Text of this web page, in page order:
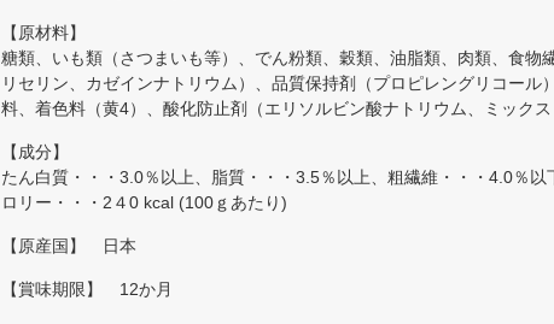
【原材料】
糖類、いも類（さつまいも等）、でん粉類、穀類、油脂類、肉類、食
リセリン、カゼインナトリウム）、品質保持剤（プロピレングリコー
料、着色料（黄4）、酸化防止剤（エリソルビン酸ナトリウム、ミック
【成分】
たん白質・・・3.0％以上、脂質・・・3.5％以上、粗繊維・・・4.0％
ロリー・・・2４0 kcal (100ｇあたり)
【原産国】 日本
【賞味期限】 12か月